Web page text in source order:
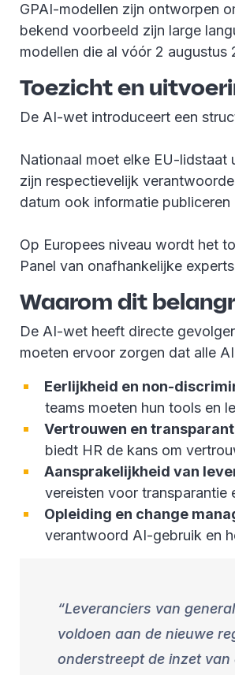
GPAI-modellen zijn ontworpen
bekend voorbeeld zijn large
modellen die al vóór 2
Toezicht en
De AI-wet introduceert een
Nationaal moet elke EU-lidstaat
zijn respectievelijk
datum ook informatie
Op Europees niveau wordt het
Panel van onafhankelijke
Waarom dit
De AI-wet heeft directe
moeten ervoor zorgen dat alle
Eerlijkheid en non-
teams moeten hun tools en
Vertrouwen en
biedt HR de kans om
Aansprakelijkheid van
vereisten voor transparantie
Opleiding en change
verantwoord AI-gebruik en
Leveranciers van
voldoen aan de nieuwe
onderstreept de inzet